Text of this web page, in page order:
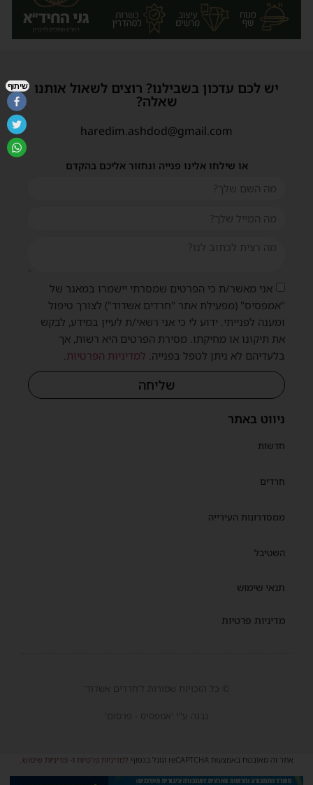
ניווט באתר
חדשות
חרדים
ממסדרונות העירייה
השטיבל
תנאי שימוש
מדיניות פרטיות
יש לכם עדכון בשבילנו? רוצים לשאול אותנו
שאלה?
haredim.ashdod@gmail.com
או שילחו אלינו פנייה ונחזור אליכם בהקדם
אני מאשר/ת כי הפרטים שמסרתי יישמרו במאגר של
"אמפסיס" (מפעילת אתר "חרדים אשדוד") לצורך טיפול
ומענה לפנייתי. ידוע לי כי אני רשאי/ת לעיין במידע, לבקש
את תיקונו או מחיקתו. מסירת הפרטים היא רשות, אך
בלעדיהם לא ניתן לטפל בפנייה. למדיניות הפרטיות.
שליחה
© כל הזכויות שמורות ל'חרדים אשדוד'
נבנה ע"י 'אמפסיס - פרסום'
אתר זה מאובטח באמצעות reCAPTCHA וגוגל בכפוף למדיניות פרטיות ו-מדיניות שימוש.
שיתוף